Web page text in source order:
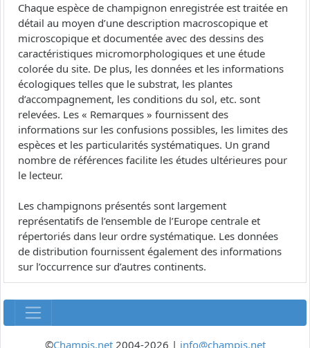
Chaque espèce de champignon enregistrée est traitée en
détail au moyen d’une description macroscopique et
microscopique et documentée avec des dessins des
caractéristiques micromorphologiques et une étude
colorée du site. De plus, les données et les informations
écologiques telles que le substrat, les plantes
d’accompagnement, les conditions du sol, etc. sont
relevées. Les « Remarques » fournissent des
informations sur les confusions possibles, les limites des
espèces et les particularités systématiques. Un grand
nombre de références facilite les études ultérieures pour
le lecteur.
Les champignons présentés sont largement
représentatifs de l’ensemble de l’Europe centrale et
répertoriés dans leur ordre systématique. Les données
de distribution fournissent également des informations
sur l’occurrence sur d’autres continents.
©Champis.net2004-2026 | info@champis.net